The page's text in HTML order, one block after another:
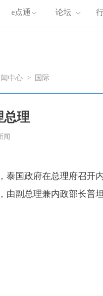
e点通 论坛
中心 > 国际
总理
闻
泰国政府在总理府召开
由副总理兼内政部长普